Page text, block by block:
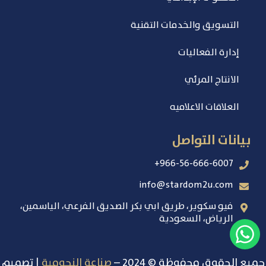
التسويق والخدمات التقنية
إدارة الفعاليات
الانتاج المرئي
العلاقات الاعلاميه
بيانات التواصل
966-56-666-6007+
info@stardom2u.com
فيو سكوير، طريق ابي بكر الصديق الفرعي، الياسمين،
الرياض، السعودية